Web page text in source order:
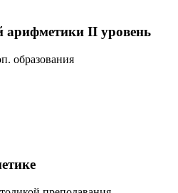
арифметики II уровень
образования